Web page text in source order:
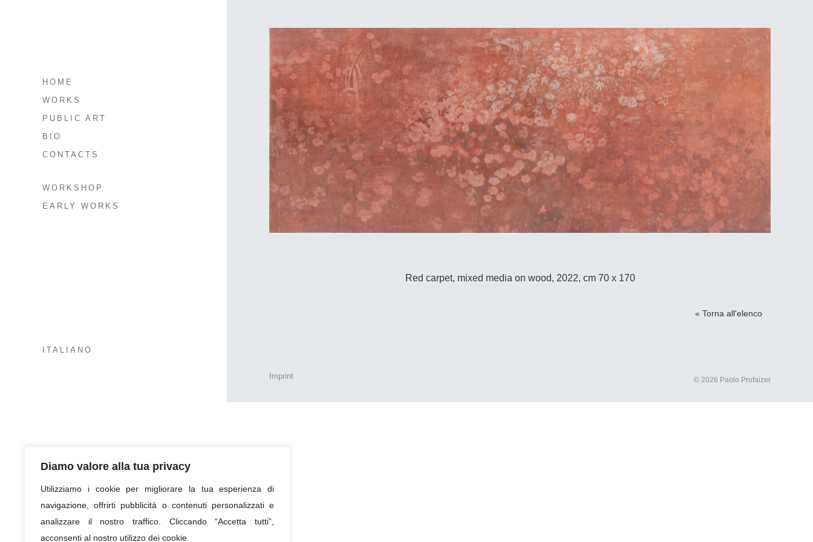
Diamo valore alla tua privacy
Utilizziamo i cookie per migliorare la tua esperienza di
navigazione, offrirti pubblicità o contenuti personalizzati e
analizzare il nostro traffico. Cliccando “Accetta tutti”,
acconsenti al nostro utilizzo dei cookie.
HOME
WORKS
PUBLIC ART
BIO
CONTACTS
WORKSHOP
EARLY WORKS
ITALIANO
Red carpet, mixed media on wood, 2022, cm 70 x 170
« Torna all'elenco
Imprint © 2026 Paolo Profaizer